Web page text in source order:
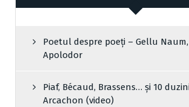
Poetul despre poeți – Gellu
Apolodor
Piaf, Bécaud, Brassens… și 10
Arcachon (video)